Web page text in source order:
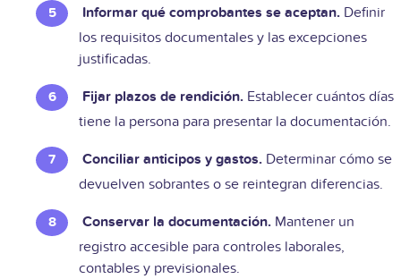
Informar qué comprobantes se aceptan. Definir
los requisitos documentales y las excepciones
justificadas.
Fijar plazos de rendición. Establecer cuántos días
tiene la persona para presentar la documentación.
Conciliar anticipos y gastos. Determinar cómo se
devuelven sobrantes o se reintegran diferencias.
Conservar la documentación. Mantener un
registro accesible para controles laborales,
contables y previsionales.